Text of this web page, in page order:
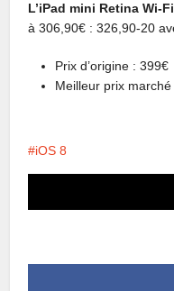
L’iPad mini Retina Wi-
à 306,90€ : 326,90-20
Prix d’origine : 399€
Meilleur prix
iOS 8